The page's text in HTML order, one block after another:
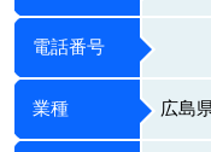
電話番号
業種 広島